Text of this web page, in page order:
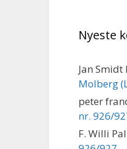
Nyeste
Jan Smidt
Molberg
peter
nr. 926/
F. Willi